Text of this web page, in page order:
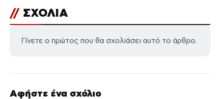
// ΣΧΟΛΙΑ
Γίνετε ο πρώτος που θα σχολιάσει αυτό το άρθρο.
Αφήστε ένα σχόλιο